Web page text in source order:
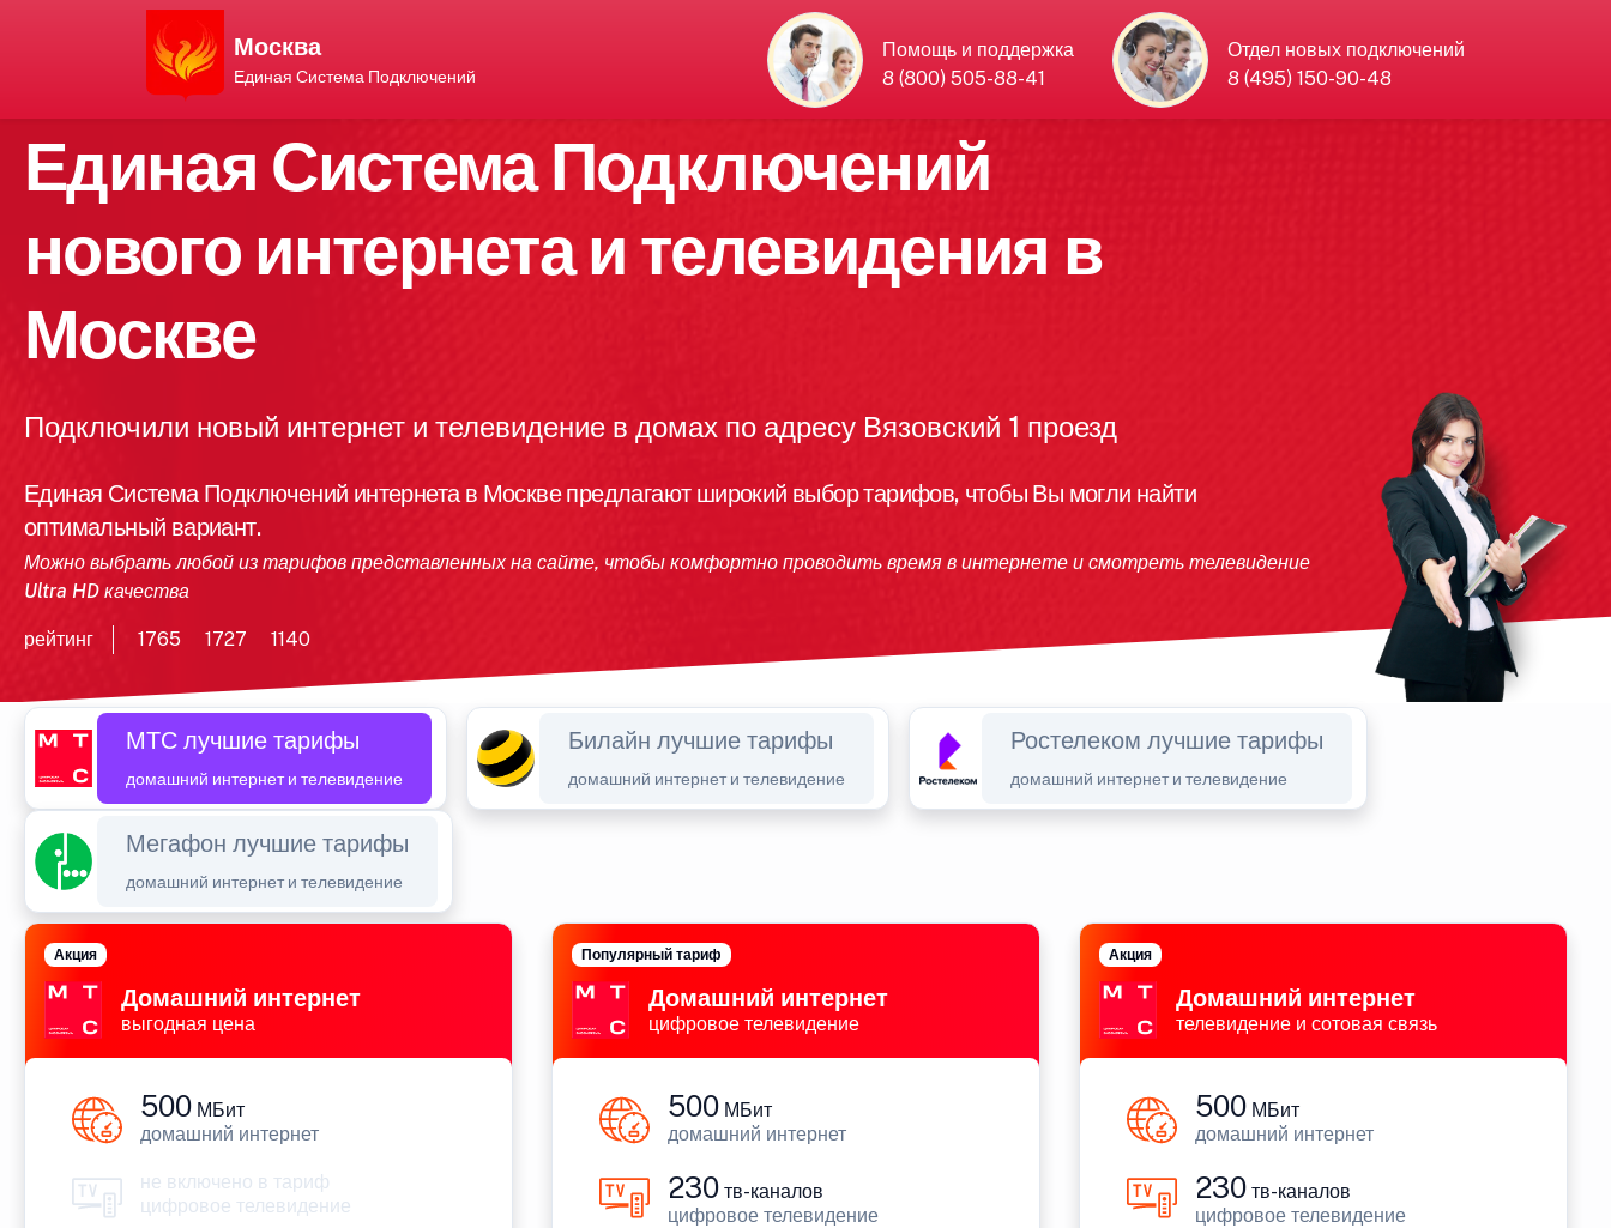
Москва
Единая Система Подключений
Помощь и поддержка
8 (800) 505-88-41
Отдел новых подключений
8 (495) 150-90-48
Единая Система Подключений
нового интернета и телевидения в
Москве
Подключили новый интернет и телевидение в домах по адресу Вязовский 1 проезд
Единая Система Подключений интернета в Москве предлагают широкий выбор тарифов, чтобы Вы могли найти
оптимальный вариант.
Можно выбрать любой из тарифов представленных на сайте, чтобы комфортно проводить время в интернете и смотреть телевидение
Ultra HD качества
рейтинг 1765 1727 1140
МТС лучшие тарифы
домашний интернет и телевидение
Билайн лучшие тарифы
домашний интернет и телевидение
Ростелеком лучшие тарифы
домашний интернет и телевидение
Мегафон лучшие тарифы
домашний интернет и телевидение
Домашний интернет
выгодная цена
Акция
500 МБит
домашний интернет
не включено в тариф
цифровое телевидение
Домашний интернет
цифровое телевидение
Популярный тариф
500 МБит
домашний интернет
230 тв-каналов
цифровое телевидение
Домашний интернет
телевидение и сотовая связь
Акция
500 МБит
домашний интернет
230 тв-каналов
цифровое телевидение